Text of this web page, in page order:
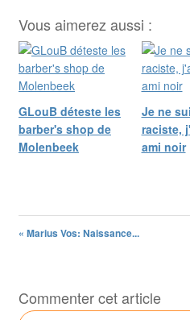
Vous aimerez aussi :
GLouB déteste les
barber's shop de
Molenbeek
Je ne
raciste,
ami noir
« Marius Vos: Naissance...
Commenter cet article